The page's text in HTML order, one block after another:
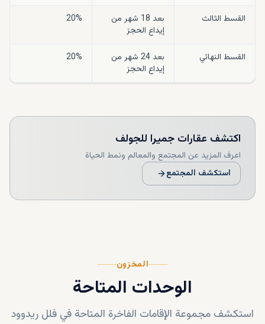
القسط الثالث
بعد 18 شهر من
إيداع الحجز
20%
القسط النهائي
بعد 24 شهر من
إيداع الحجز
20%
اكتشف عقارات جميرا للجولف
اعرف المزيد عن المجتمع والمعالم ونمط الحياة
استكشف المجتمع
المخزون
الوحدات المتاحة
استكشف مجموعة الإقامات الفاخرة المتاحة في فلل ريدوود